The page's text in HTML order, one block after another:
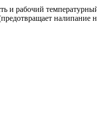
и рабочий
налипание